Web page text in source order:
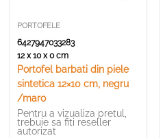
PORTOFELE
6427947033283
12 x 10 x 0 cm
Portofel barbati din piele
sintetica 12×10 cm, negru
/maro
Pentru a vizualiza pretul,
trebuie sa fiti reseller
autorizat